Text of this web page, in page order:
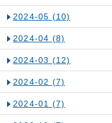
2024-05 (10)
2024-04 (8)
2024-03 (12)
2024-02 (7)
2024-01 (7)